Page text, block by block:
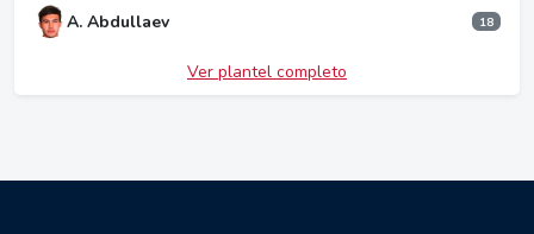
A. Abdullaev 18
Ver plantel completo